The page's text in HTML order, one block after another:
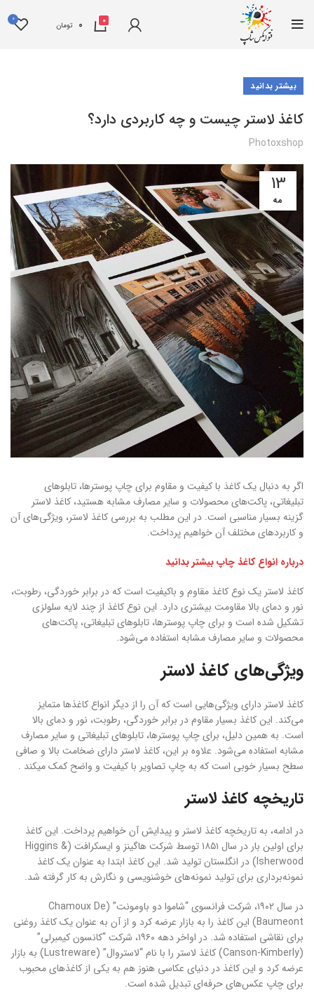
0
0 تومان
0
بیشتر بدانید
کاغذ لاستر چیست و چه کاربردی دارد؟
Photoxshop
13
مه
اگر به دنبال یک کاغذ با کیفیت و مقاوم برای چاپ پوسترها، تابلوهای
تبلیغاتی، پاکت‌های محصولات و سایر مصارف مشابه هستید، کاغذ لاستر
گزینه بسیار مناسبی است. در این مطلب به بررسی کاغذ لاستر، ویژگی‌های آن
و کاربردهای مختلف آن خواهیم پرداخت.
درباره انواع کاغذ چاپ بیشتر بدانید
کاغذ لاستر یک نوع کاغذ مقاوم و باکیفیت است که در برابر خوردگی، رطوبت،
نور و دمای بالا مقاومت بیشتری دارد. این نوع کاغذ از چند لایه سلولزی
تشکیل شده است و برای چاپ پوسترها، تابلوهای تبلیغاتی، پاکت‌های
محصولات و سایر مصارف مشابه استفاده می‌شود.
ویژگی‌های کاغذ لاستر
کاغذ لاستر دارای ویژگی‌هایی است که آن را از دیگر انواع کاغذها متمایز
می‌کند. این کاغذ بسیار مقاوم در برابر خوردگی، رطوبت، نور و دمای بالا
است. به همین دلیل، برای چاپ پوسترها، تابلوهای تبلیغاتی و سایر مصارف
مشابه استفاده می‌شود. علاوه بر این، کاغذ لاستر دارای ضخامت بالا و صافی
سطح بسیار خوبی است که به چاپ تصاویر با کیفیت و واضح کمک میکند .
تاریخچه کاغذ لاستر
در ادامه، به تاریخچه کاغذ لاستر و پیدایش آن خواهیم پرداخت. این کاغذ
برای اولین بار در سال ۱۸۵۱ توسط شرکت هاگینز و ایسکرافت (Higgins &
Isherwood) در انگلستان تولید شد. این کاغذ ابتدا به عنوان یک کاغذ
نمونه‌برداری برای تولید نمونه‌های خوشنویسی و نگارش به کار گرفته شد.
در سال ۱۹۰۲، شرکت فرانسوی “شاموا دو باومونت” (Chamoux De
Baumeont) این کاغذ را به بازار عرضه کرد و از آن به عنوان یک کاغذ روغنی
برای نقاشی استفاده شد. در اواخر دهه ۱۹۶۰، شرکت “کانسون کیمبرلی”
(Canson-Kimberly) کاغذ لاستر را با نام “لاستروال” (Lustreware) به بازار
عرضه کرد و این کاغذ در دنیای عکاسی هنوز هم به یکی از کاغذهای محبوب
برای چاپ عکس‌های حرفه‌ای تبدیل شده است.